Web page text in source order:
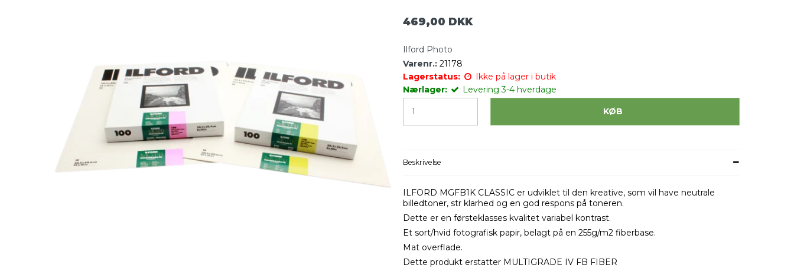
469,00 DKK
Ilford Photo
Varenr.: 21178
Lagerstatus:
Ikke på lager i butik
Nærlager:
Levering 3-4 hverdage
KØB
Beskrivelse
ILFORD MGFB1K CLASSIC er udviklet til den kreative, som vil have neutrale
billedtoner, str klarhed og en god respons på toneren.
Dette er en førsteklasses kvalitet variabel kontrast.
Et sort/hvid fotografisk papir, belagt på en 255g/m2 fiberbase.
Mat overflade.
Dette produkt erstatter MULTIGRADE IV FB FIBER